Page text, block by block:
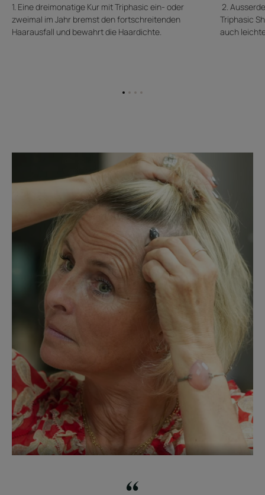
1. Eine dreimonatige Kur mit Triphasic ein- oder
zweimal im Jahr bremst den fortschreitenden
Haarausfall und bewahrt die Haardichte.
2.
Triphasic
auch
Zum
ZumZumZum